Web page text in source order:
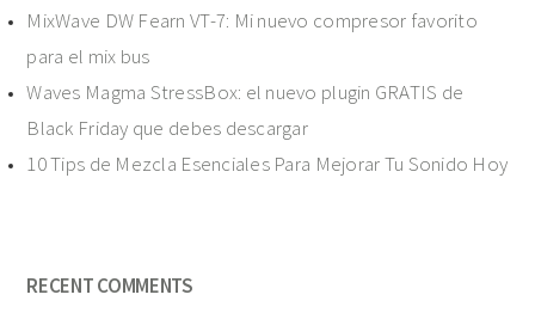
MixWave DW Fearn VT-7: Mi nuevo compresor favorito
para el mix bus
Waves Magma StressBox: el nuevo plugin GRATIS de
Black Friday que debes descargar
10 Tips de Mezcla Esenciales Para Mejorar Tu Sonido Hoy
RECENT COMMENTS